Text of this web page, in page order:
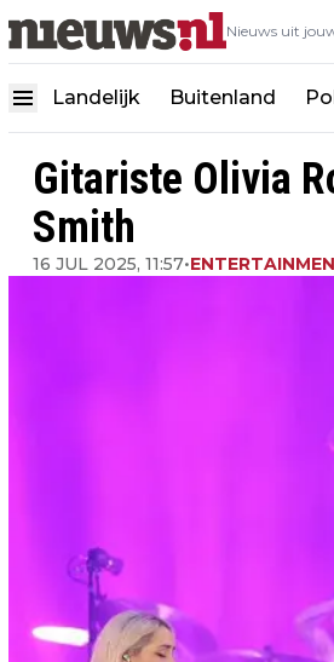
Nieuws uit
Landelijk Buitenland
Gitariste Olivia
Smith
16 JUL 2025, 11:57•